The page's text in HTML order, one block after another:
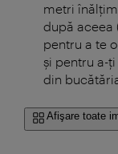
metri
după aceea
pentru a te
și pentru a-
din
Afişare toate